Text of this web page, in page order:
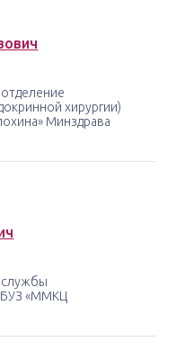
хирургии)
Минздрава
службы
«ММКЦ